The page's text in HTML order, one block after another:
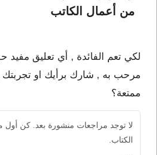
من أعمال الكاتب
لكي تعم الفائدة , أي تعليق مفيد
مرحب به , شارك برأيك او تجربتك
ممتعة؟
لا توجد مراجعات منشورة بعد. كن أول
الكتاب.